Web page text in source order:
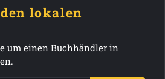
lokalen
um einen Buchhändler in